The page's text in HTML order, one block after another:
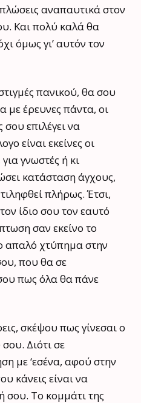
αναπαυτικά στον
Και πολύ καλά θα
όμως γι’ αυτόν τον
πανικού, θα σου
έρευνες πάντα, οι
επιλέγει να
είναι εκείνες οι
γνωστές ή κι
κατάσταση άγχους,
πλήρως. Έτσι,
ίδιο σου τον εαυτό
σαν εκείνο το
απαλό χτύπημα στην
που θα σε
πως όλα θα πάνε
σκέψου πως γίνεσαι ο
Διότι σε
με ‘εσένα, αφού στην
κάνεις είναι να
σου. Το κομμάτι της